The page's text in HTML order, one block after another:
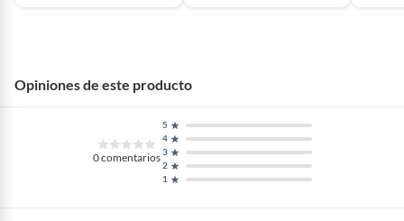
Opiniones de este producto
0comentarios
1
2
3
4
5